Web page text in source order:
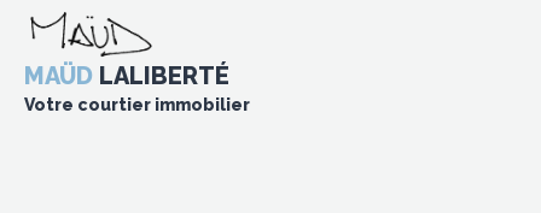
MAÜD LALIBERTÉ
Votre courtier immobilier